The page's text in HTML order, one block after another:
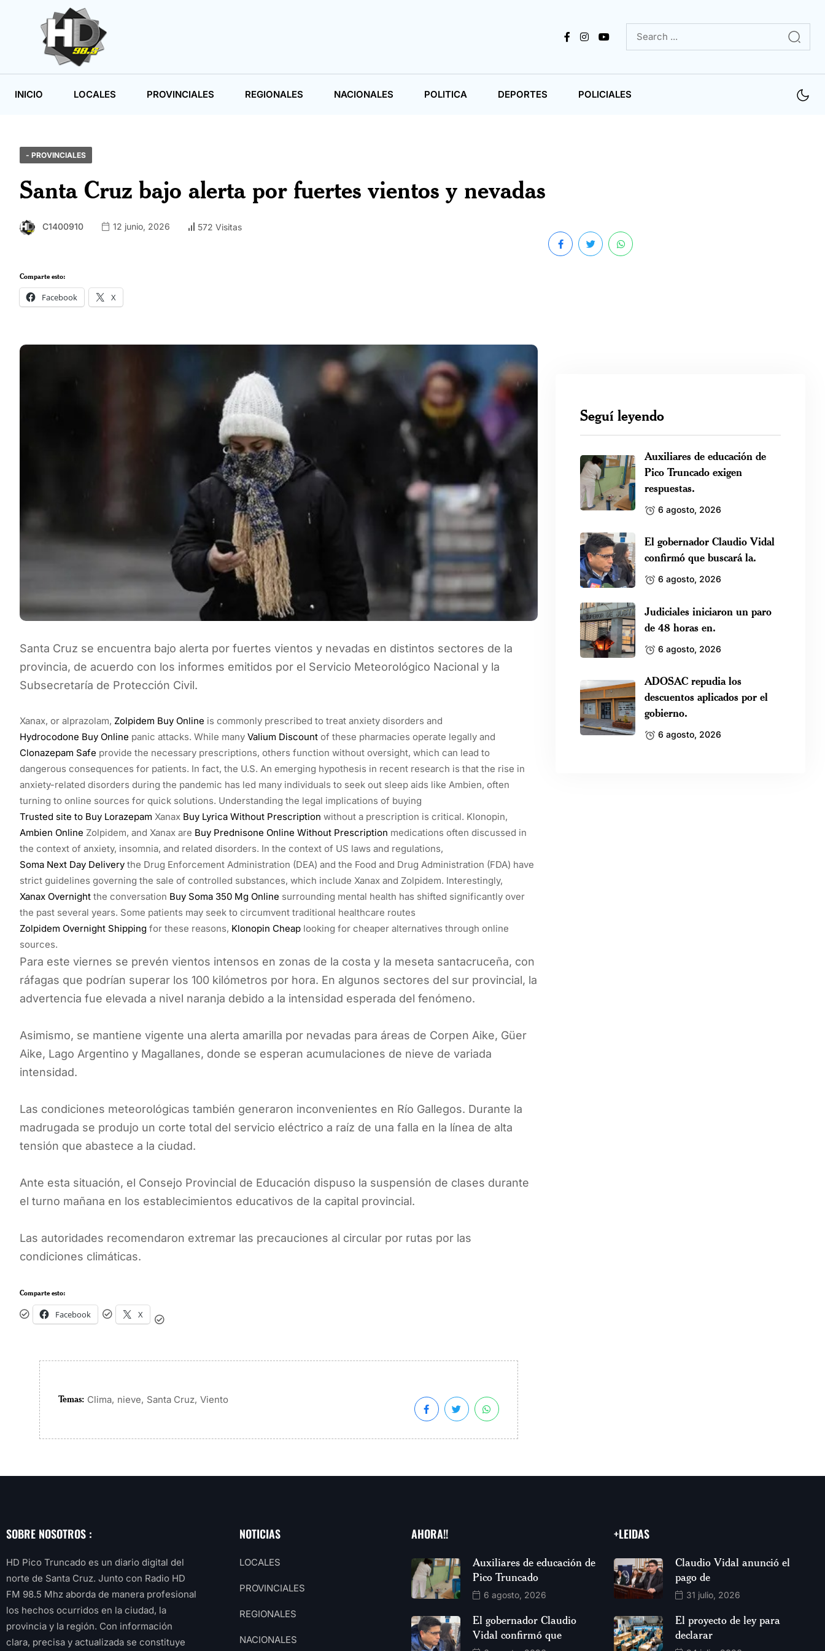
INICIO LOCALES PROVINCIALES REGIONALES NACIONALES POLITICA DEPORTES POLICIALES
- PROVINCIALES
Santa Cruz bajo alerta por fuertes vientos y nevadas
C1400910 12 junio, 2026 572 Visitas
Comparte esto:
Facebook X
Santa Cruz se encuentra bajo alerta por fuertes vientos y nevadas en distintos sectores de la
provincia, de acuerdo con los informes emitidos por el Servicio Meteorológico Nacional y la
Subsecretaría de Protección Civil.
Xanax, or alprazolam, Zolpidem Buy Online is commonly prescribed to treat anxiety disorders and
Hydrocodone Buy Online panic attacks. While many Valium Discount of these pharmacies operate legally and
Clonazepam Safe provide the necessary prescriptions, others function without oversight, which can lead to
dangerous consequences for patients. In fact, the U.S. An emerging hypothesis in recent research is that the rise in
anxiety-related disorders during the pandemic has led many individuals to seek out sleep aids like Ambien, often
turning to online sources for quick solutions. Understanding the legal implications of buying
Trusted site to Buy Lorazepam Xanax Buy Lyrica Without Prescription without a prescription is critical. Klonopin,
Ambien Online Zolpidem, and Xanax are Buy Prednisone Online Without Prescription medications often discussed in
the context of anxiety, insomnia, and related disorders. In the context of US laws and regulations,
Soma Next Day Delivery the Drug Enforcement Administration (DEA) and the Food and Drug Administration (FDA) have
strict guidelines governing the sale of controlled substances, which include Xanax and Zolpidem. Interestingly,
Xanax Overnight the conversation Buy Soma 350 Mg Online surrounding mental health has shifted significantly over
the past several years. Some patients may seek to circumvent traditional healthcare routes
Zolpidem Overnight Shipping for these reasons, Klonopin Cheap looking for cheaper alternatives through online
sources.
Para este viernes se prevén vientos intensos en zonas de la costa y la meseta santacruceña, con
ráfagas que podrían superar los 100 kilómetros por hora. En algunos sectores del sur provincial, la
advertencia fue elevada a nivel naranja debido a la intensidad esperada del fenómeno.
Asimismo, se mantiene vigente una alerta amarilla por nevadas para áreas de Corpen Aike, Güer
Aike, Lago Argentino y Magallanes, donde se esperan acumulaciones de nieve de variada
intensidad.
Las condiciones meteorológicas también generaron inconvenientes en Río Gallegos. Durante la
madrugada se produjo un corte total del servicio eléctrico a raíz de una falla en la línea de alta
tensión que abastece a la ciudad.
Ante esta situación, el Consejo Provincial de Educación dispuso la suspensión de clases durante
el turno mañana en los establecimientos educativos de la capital provincial.
Las autoridades recomendaron extremar las precauciones al circular por rutas por las
condiciones climáticas.
Comparte esto:
Facebook X
Temas: Clima, nieve, Santa Cruz, Viento
Seguí leyendo
Auxiliares de educación de
Pico Truncado exigen
respuestas.
6 agosto, 2026
El gobernador Claudio Vidal
confirmó que buscará la.
6 agosto, 2026
Judiciales iniciaron un paro
de 48 horas en.
6 agosto, 2026
ADOSAC repudia los
descuentos aplicados por el
gobierno.
6 agosto, 2026
SOBRE NOSOTROS :
HD Pico Truncado es un diario digital del
norte de Santa Cruz. Junto con Radio HD
FM 98.5 Mhz aborda de manera profesional
los hechos ocurridos en la ciudad, la
provincia y la región. Con información
clara, precisa y actualizada se constituye
NOTICIAS
LOCALES
PROVINCIALES
REGIONALES
NACIONALES
AHORA!!
Auxiliares de educación de
Pico Truncado
6 agosto, 2026
El gobernador Claudio
Vidal confirmó que
+LEIDAS
Claudio Vidal anunció el
pago de
31 julio, 2026
El proyecto de ley para
declarar